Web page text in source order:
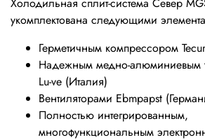
укомплектована следующими
Герметичным компрессором
Надежным медно-алюминиевым
Lu-ve (Италия)
Вентиляторами Ebmpapst
Полностью интегрированным,
многофункциональным